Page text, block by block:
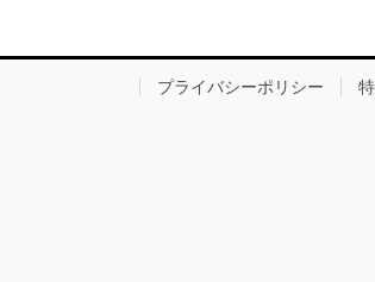
プライバシーポリシー